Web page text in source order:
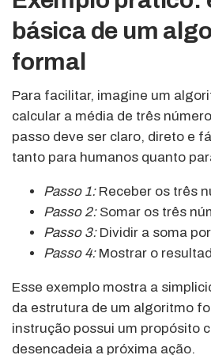
básica de um
formal
Para facilitar, imagine um
calcular a média de três
passo deve ser claro, direto e
tanto para humanos quanto
Passo 1:Receber os três
Passo 2:Somar os três
Passo 3:Dividir a soma
Passo 4:Mostrar o
Esse exemplo mostra a
da estrutura de um algoritmo
instrução possui um propósito
desencadeia a próxima ação.